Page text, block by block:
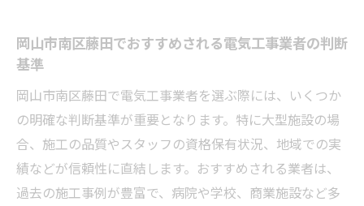
岡山市南区藤田でおすすめされる電気工事業者の判断
基準
岡山市南区藤田で電気工事業者を選ぶ際には、いくつか
の明確な判断基準が重要となります。特に大型施設の場
合、施工の品質やスタッフの資格保有状況、地域での実
績などが信頼性に直結します。おすすめされる業者は、
過去の施工事例が豊富で、病院や学校、商業施設など多